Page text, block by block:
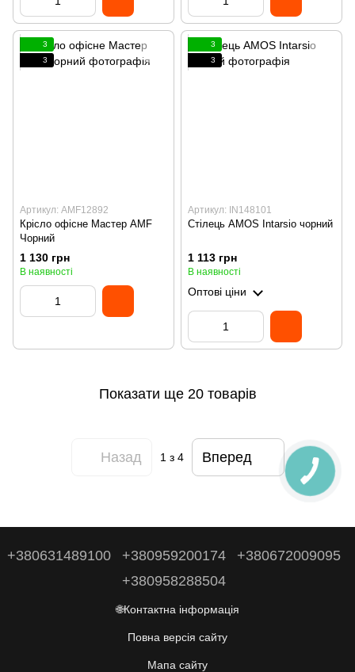
3
3
Артикул: AMF12892
Крісло офісне Мастер AMF
Чорний
1 130 грн
В наявності
3
3
Артикул: IN148101
Стілець AMOS Intarsio чорний
1 113 грн
В наявності
Оптові ціни
Показати ще 20 товарів
Назад 1з 4 Вперед
+380631489100 +380959200174
+380672009095
+380958288504
🌐Контактна інформація
Повна версія сайту
Мапа сайту